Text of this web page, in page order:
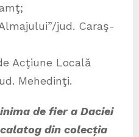
jud. Caraş-
Acţiune Locală
Mehedinţi.
de fier a Daciei
din colecția